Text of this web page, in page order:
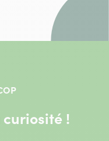
curiosité !